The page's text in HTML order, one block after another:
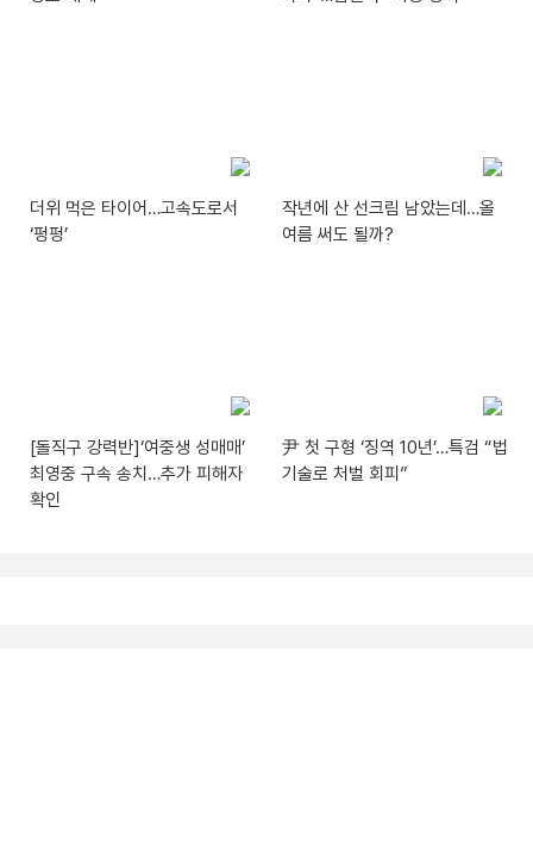
더위 먹은 타이어…고속도로서
‘펑펑’
작년에 산 선크림 남았는데…올
여름 써도 될까?
[돌직구 강력반]‘여중생 성매매’
최영중 구속 송치…추가 피해자
확인
尹 첫 구형 ‘징역 10년’…특검 “법
기술로 처벌 회피”